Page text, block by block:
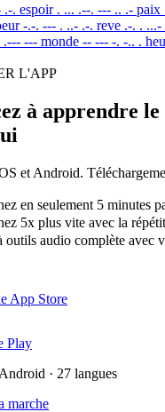
.-. espoir . ... .--. --- .. .- paix
-.-. --- . ..- .-. reve .-. . ...-
.--- --- monde -- --- -. -.. .
L'APP
à apprendre
et Android.
en seulement 5 minutes
5x plus vite avec la
outils audio complète avec
App Store
Play
· 27 langues
marche